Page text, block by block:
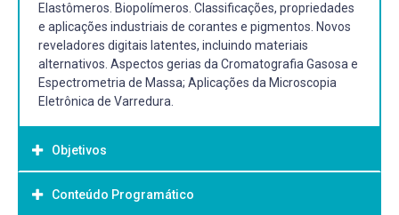
Elastômeros. Biopolímeros. Classificações, propriedades
e aplicações industriais de corantes e pigmentos. Novos
reveladores digitais latentes, incluindo materiais
alternativos. Aspectos gerias da Cromatografia Gasosa e
Espectrometria de Massa; Aplicações da Microscopia
Eletrônica de Varredura.
Objetivos
Objetivo Geral:
Conteúdo Programático